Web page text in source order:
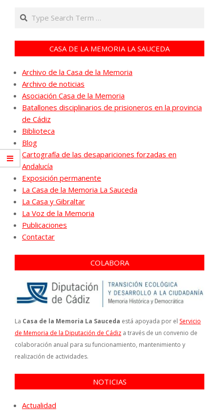
Search
CASA DE LA MEMORIA LA SAUCEDA
Archivo de la Casa de la Memoria
Archivo de noticias
Asociación Casa de la Memoria
Batallones disciplinarios de prisioneros en la provincia
de Cádiz
Biblioteca
Blog
Cartografía de las desapariciones forzadas en
Andalucía
Exposición permanente
La Casa de la Memoria La Sauceda
La Casa y Gibraltar
La Voz de la Memoria
Publicaciones
Contactar
COLABORA
La Casa de la Memoria La Sauceda está apoyada por el Servicio
de Memoria de la Diputación de Cádiz a través de un convenio de
colaboración anual para su funcionamiento, mantenimiento y
realización de actividades.
NOTICIAS
Actualidad